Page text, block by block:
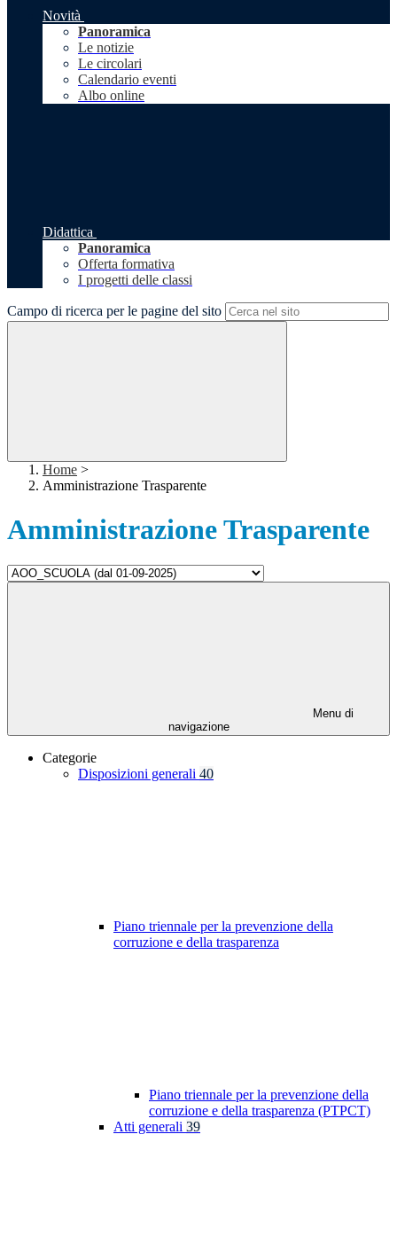
Novità
Panoramica
Le notizie
Le circolari
Calendario eventi
Albo online
Didattica
Panoramica
Offerta formativa
I progetti delle classi
Campo di ricerca per le pagine del sito
Home >
Amministrazione Trasparente
Amministrazione Trasparente
Menu di
navigazione
Categorie
Disposizioni generali 40
Piano triennale per la prevenzione della
corruzione e della trasparenza
Piano triennale per la prevenzione della
corruzione e della trasparenza (PTPCT)
Atti generali 39